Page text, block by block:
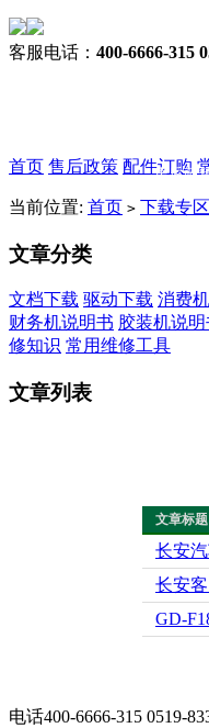
客服电话： 400-6666-315
首页 售后政策 配件订购
售后政
当前位置: 首页 > 下载专区
文章分类
文档下载 驱动下载 消费
财务机说明书 胶装机说明
修知识 常用维修工具
文章列表
文章标题
长安
长安
GD-
电话400-6666-315 0519-